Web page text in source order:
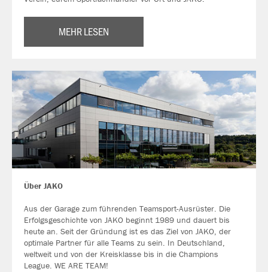
MEHR LESEN
Über JAKO
Aus der Garage zum führenden Teamsport-Ausrüster. Die
Erfolgsgeschichte von JAKO beginnt 1989 und dauert bis
heute an. Seit der Gründung ist es das Ziel von JAKO, der
optimale Partner für alle Teams zu sein. In Deutschland,
weltweit und von der Kreisklasse bis in die Champions
League. WE ARE TEAM!